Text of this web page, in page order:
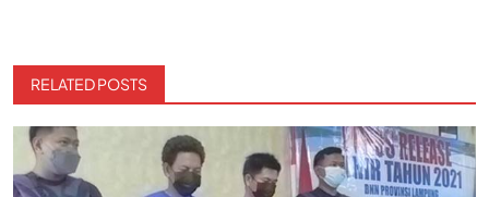
RELATED POSTS